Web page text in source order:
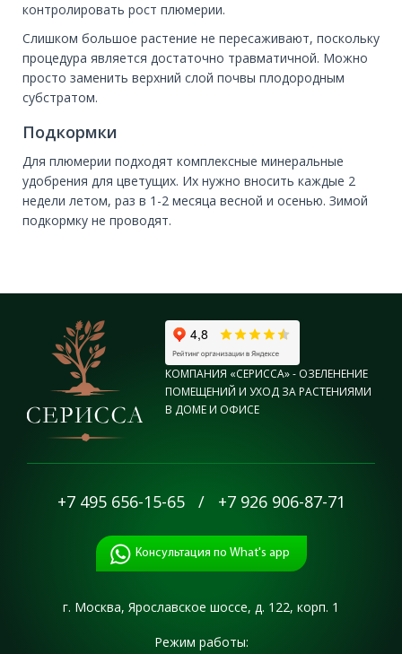
контролировать рост плюмерии.
Слишком большое растение не пересаживают, поскольку
процедура является достаточно травматичной. Можно
просто заменить верхний слой почвы плодородным
субстратом.
Подкормки
Для плюмерии подходят комплексные минеральные
удобрения для цветущих. Их нужно вносить каждые 2
недели летом, раз в 1-2 месяца весной и осенью. Зимой
подкормку не проводят.
КОМПАНИЯ «СЕРИССА» - ОЗЕЛЕНЕНИЕ
ПОМЕЩЕНИЙ И УХОД ЗА РАСТЕНИЯМИ
В ДОМЕ И ОФИСЕ
+7 495 656-15-65 / +7 926 906-87-71
Консультация по What's app
г. Москва, Ярославское шоссе, д. 122, корп. 1
Режим работы: